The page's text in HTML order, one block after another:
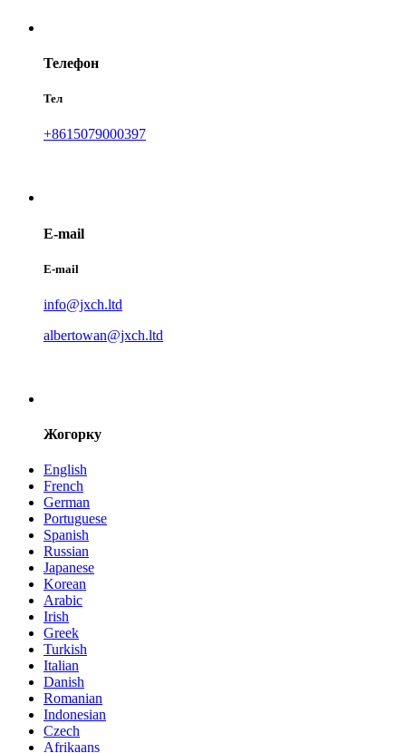
Телефон
Тел
+8615079000397
E-mail
E-mail
info@jxch.ltd
albertowan@jxch.ltd
Жогорку
English
French
German
Portuguese
Spanish
Russian
Japanese
Korean
Arabic
Irish
Greek
Turkish
Italian
Danish
Romanian
Indonesian
Czech
Afrikaans